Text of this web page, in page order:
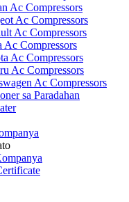
Ac Compressors
Ac Compressors
Ac Compressors
Ac Compressors
Ac Compressors
Ac Compressors
Ac Compressors
sa Paradahan